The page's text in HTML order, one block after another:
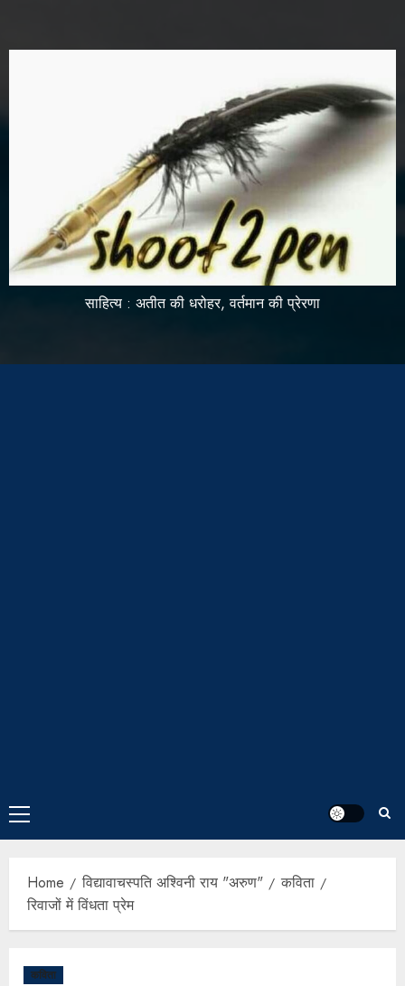
साहित्य : अतीत की धरोहर, वर्तमान की प्रेरणा
Home विद्यावाचस्पति अश्विनी राय "अरुण"
कविता
रिवाजों में विंधता प्रेम
कविता